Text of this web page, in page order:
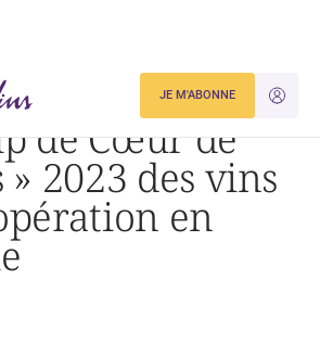
JE
JE M'ABONNE
» 2023 des vins de la coopération en Occitanie
de Cœur de
2023 des vins
en